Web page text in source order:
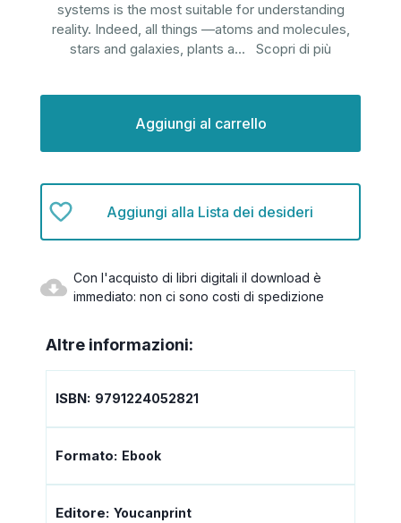
systems is the most suitable for understanding
reality. Indeed, all things —atoms and molecules,
stars and galaxies, plants a... Scopri di più
Aggiungi alla Lista dei desideri
Con l'acquisto di libri digitali il download è
immediato: non ci sono costi di spedizione
Altre informazioni:
ISBN: 9791224052821
Formato: Ebook
Editore: Youcanprint